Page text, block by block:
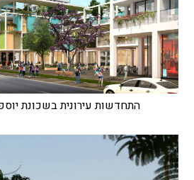
התחדשות עירונית בשכונת